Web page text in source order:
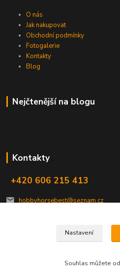
O nás
Jak nakupovat
Obchodní podmínky
Fotogalerie
Kontakty
Blog
Nejčtenější na blogu
Kontakty
+420 606 215 413
hobbyhorsebest@seznam.cz
Nastavení
Souhlas můžete